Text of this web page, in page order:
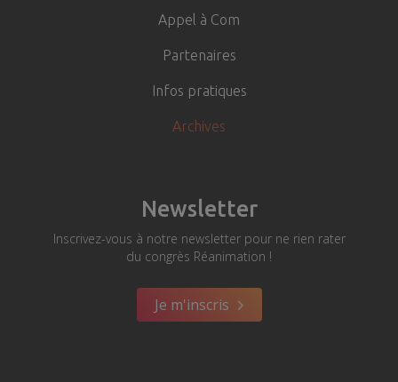
Appel à Com
Partenaires
Infos pratiques
Archives
Newsletter
Inscrivez-vous à notre newsletter pour ne rien rater
du congrès Réanimation !
Je m'inscris